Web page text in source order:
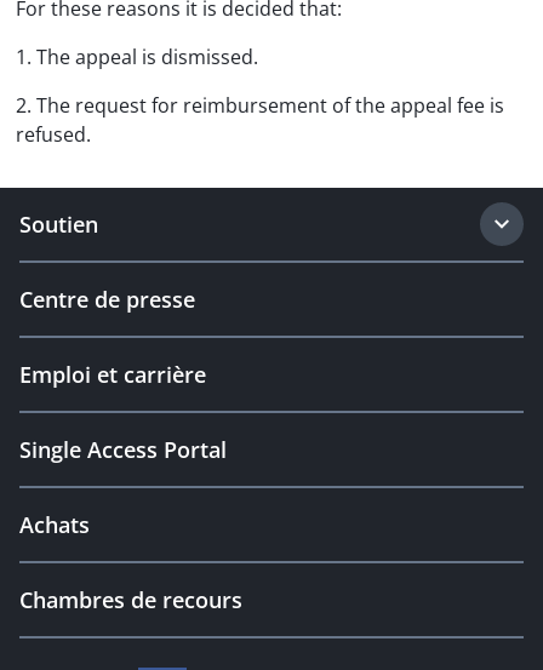
For these reasons it is decided that:
1. The appeal is dismissed.
2. The request for reimbursement of the appeal fee is
refused.
Soutien
Centre de presse
Emploi et carrière
Single Access Portal
Achats
Chambres de recours